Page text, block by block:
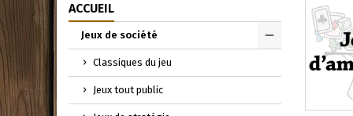
ACCUEIL
Jeux de société
Toggle
Classiques du jeu
Jeux tout public